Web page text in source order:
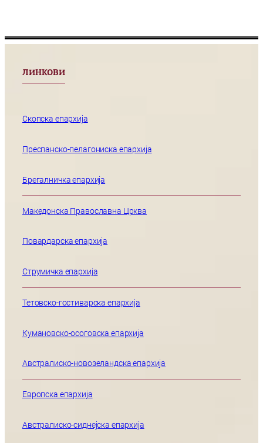
ЛИНКОВИ
Скопска епархија
Преспанско-пелагониска епархија
Брегалничка епархија
Македонска Православна Црква
Повардарска епархија
Струмичка епархија
Тетовско-гостиварска епархија
Кумановско-осоговска епархија
Австралиско-новозеландска епархија
Европска епархија
Австралиско-сиднејска епархија